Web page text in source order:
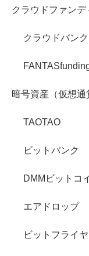
クラウドファンデ
クラウドバンク
暗号資産（仮想通
TAOTAO
ビットバンク
DMMビットコ
エアドロップ
ビットフライ